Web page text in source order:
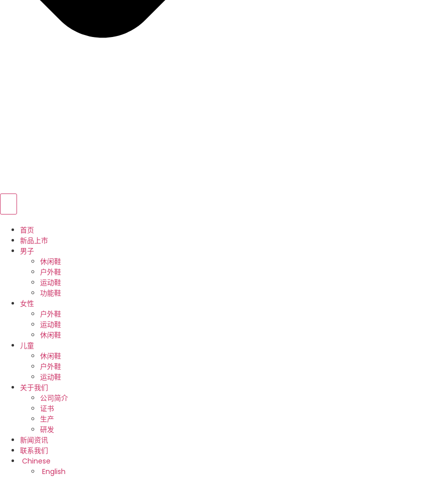
首页
新品上市
男子
休闲鞋
户外鞋
运动鞋
功能鞋
女性
户外鞋
运动鞋
休闲鞋
儿童
休闲鞋
户外鞋
运动鞋
关于我们
公司简介
证书
生产
研发
新闻资讯
联系我们
Chinese
English